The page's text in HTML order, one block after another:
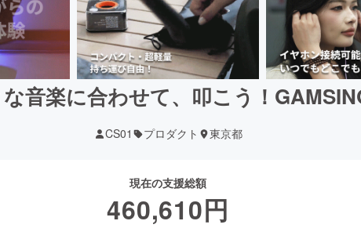
音楽に合わせて、叩こう！
CS01 プロダクト 東京都
現在の支援総額
460,610円